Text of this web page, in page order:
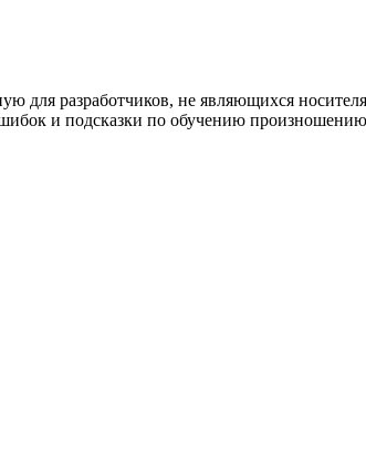
для разработчиков, не являющихся
и подсказки по обучению